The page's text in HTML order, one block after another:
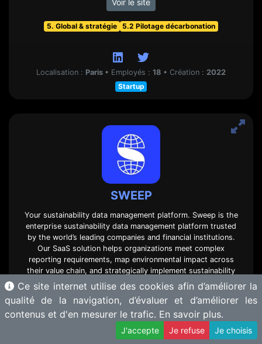
Voir le site
5. Global & stratégie 5.2 Pilotage décarbonation
Localisation : Paris • Employés : 18 • Création : 2022
Startup
SWEEP
Your sustainability data management platform. Sweep is the
enterprise sustainability data management platform trusted
by the world’s leading companies and financial institutions.
Our SaaS solution helps organizations meet complex
reporting requirements, map environmental impact across
their value chain, and strategically implement sustainability
strategies that deliver business value. Sweep delivers
Voir le site
5. Global & stratégie
Ce site internet utilise des cookies afin d’améliorer la
qualité de la navigation, d’évaluer et d’améliorer les
contenus et d'en mesurer le trafic. En savoir plus.
J'accepte Je refuse Je choisis